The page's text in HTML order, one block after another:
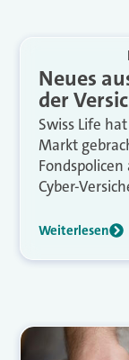
Neues
der
Swiss Life
Markt
Cyber-
Weiterlesen